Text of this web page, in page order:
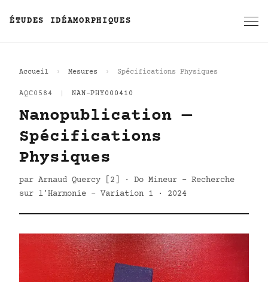
ÉTUDES IDÉAMORPHIQUES
Accueil Mesures Spécifications Physiques
AQC0584 NAN-PHY000410
Nanopublication —
Spécifications
Physiques
par Arnaud Quercy [2] · Do Mineur - Recherche
sur l'Harmonie - Variation 1 · 2024